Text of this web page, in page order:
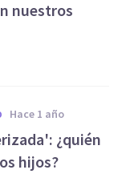
nuestros
hace 1 año
¿quién
hijos?